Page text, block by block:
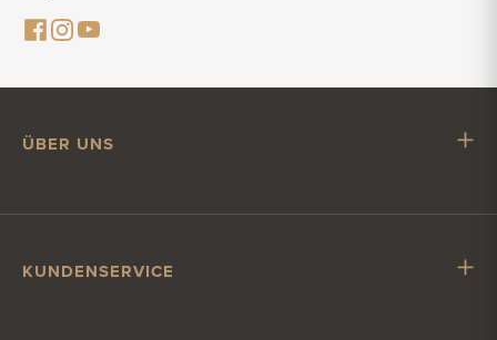
ÜBER UNS
Stellenangebote
KUNDENSERVICE